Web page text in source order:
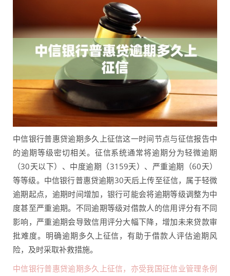
中信银行普惠贷逾期多久上征信这一时间节点与征信报告中
的逾期等级密切相关。征信系统通常将逾期分为轻微逾期
（30天以下）、中度逾期（3159天）、严重逾期（60天）
等等级。中信银行普惠贷逾期30天后上传至征信，属于轻微
逾期起点，逾期时间增加，银行可能会将逾期等级调整为中
度甚至严重逾期。不同逾期等级对借款人的信用评分有不同
影响，严重逾期会导致信用评分大幅下降，增加未来贷款审
批难度。明确逾期多久上征信，有助于借款人评估逾期风
险，及时采取补救措施。
中信银行普惠贷逾期多久上征信，亦受我国征信业管理条例